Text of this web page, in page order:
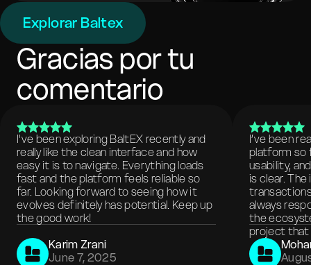
Explorar Baltex
Gracias por tu
comentario
I've been exploring BaltEX recently and
really like the clean interface and how
easy it is to navigate. Everything loads
fast and the platform feels reliable so
far. Looking forward to seeing how it
evolves definitely has potential. Keep up
the good work!
Karim Zrani
June 7, 2025
I’ve been
platform so
usability,
is clear.
always
the
project that